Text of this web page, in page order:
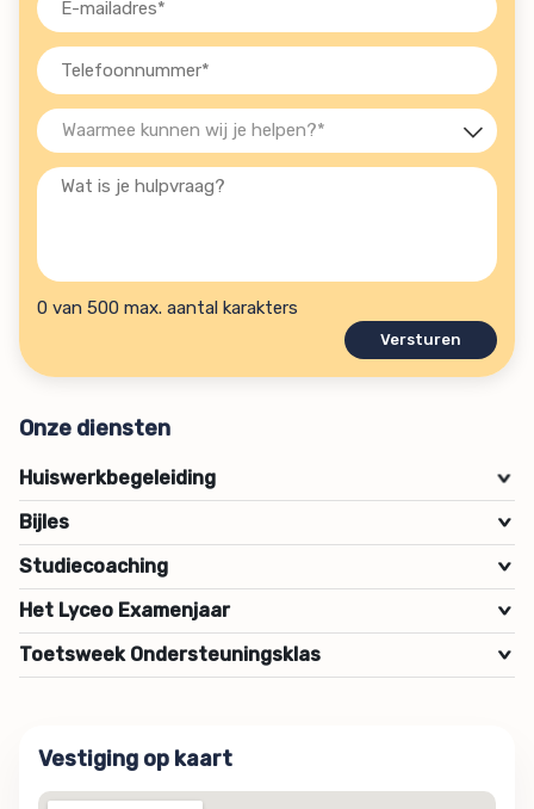
mailadres
(Vereist)
Telefoon
(Vereist)
Waarmee
kunnen
wij
(Vereist)
Wat
hulpvraag?
0 van 500 max. aantal karakters
Onze diensten
Huiswerkbegeleiding >
Bijles >
Studiecoaching >
Het Lyceo Examenjaar >
Toetsweek Ondersteuningsklas >
Vestiging op kaart